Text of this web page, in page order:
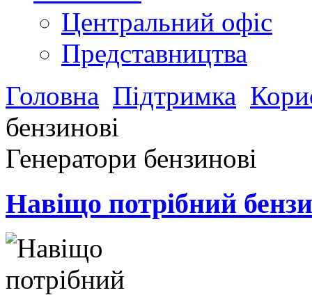
Центральний офіс
Представництва
Головна Підтримка
бензинові
Генератори бензинові
Навіщо потрібний